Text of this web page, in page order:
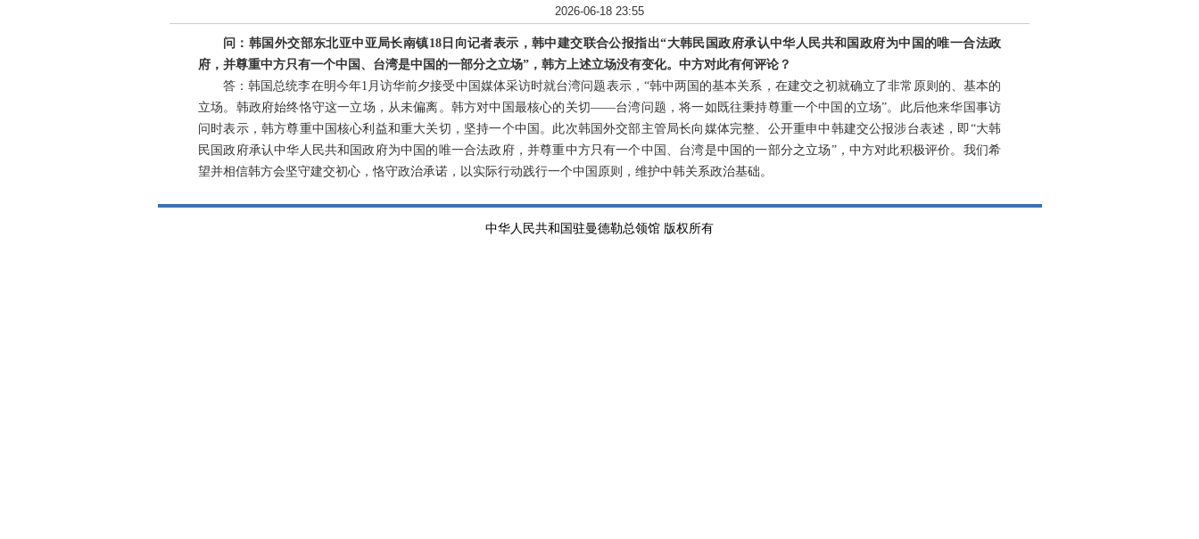
2026-06-18 23:55
问：韩国外交部东北亚中亚局长南镇18日向记者表示，韩中建交联合公报指出“大韩民国政府承认中华人民共和国政府为中国的唯一合法政
府，并尊重中方只有一个中国、台湾是中国的一部分之立场”，韩方上述立场没有变化。中方对此有何评论？
答：韩国总统李在明今年1月访华前夕接受中国媒体采访时就台湾问题表示，“韩中两国的基本关系，在建交之初就确立了非常原则的、基本的
立场。韩政府始终恪守这一立场，从未偏离。韩方对中国最核心的关切——台湾问题，将一如既往秉持尊重一个中国的立场”。此后他来华国事访
问时表示，韩方尊重中国核心利益和重大关切，坚持一个中国。此次韩国外交部主管局长向媒体完整、公开重申中韩建交公报涉台表述，即“大韩
民国政府承认中华人民共和国政府为中国的唯一合法政府，并尊重中方只有一个中国、台湾是中国的一部分之立场”，中方对此积极评价。我们希
望并相信韩方会坚守建交初心，恪守政治承诺，以实际行动践行一个中国原则，维护中韩关系政治基础。
中华人民共和国驻曼德勒总领馆 版权所有